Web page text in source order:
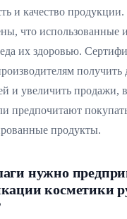
и качество
что использованные
их здоровью.
получить
и увеличить продажи,
предпочитают
продукты.
нужно
косметики